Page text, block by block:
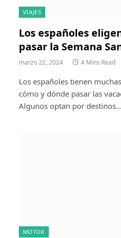
VIAJES
Los españoles
pasar la Semana
marzo 22, 2024 4 Mins Read
Los españoles tienen
cómo y dónde pasar las
Algunos optan por destinos…
MOTOR